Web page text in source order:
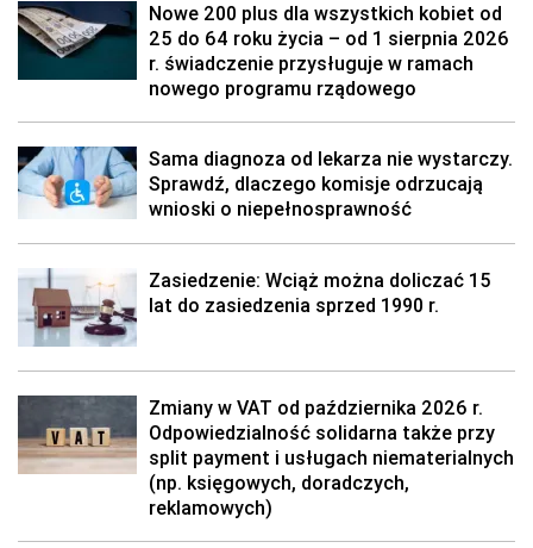
Nowe 200 plus dla wszystkich kobiet od
25 do 64 roku życia – od 1 sierpnia 2026
r. świadczenie przysługuje w ramach
nowego programu rządowego
Sama diagnoza od lekarza nie wystarczy.
Sprawdź, dlaczego komisje odrzucają
wnioski o niepełnosprawność
Zasiedzenie: Wciąż można doliczać 15
lat do zasiedzenia sprzed 1990 r.
Zmiany w VAT od października 2026 r.
Odpowiedzialność solidarna także przy
split payment i usługach niematerialnych
(np. księgowych, doradczych,
reklamowych)